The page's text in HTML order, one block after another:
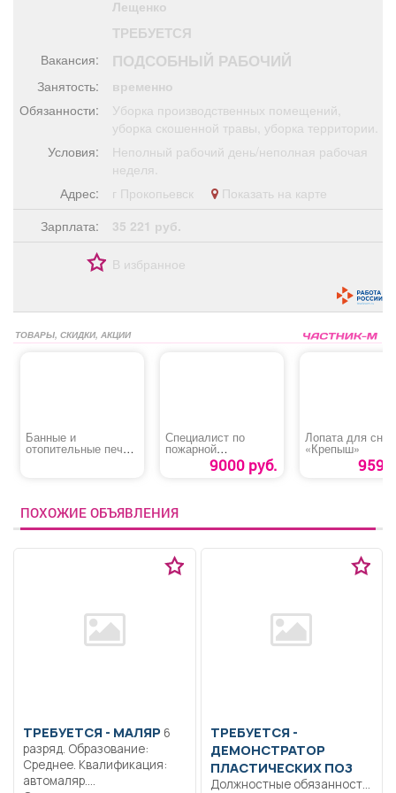
Обучение
Товары Поздравления Погода
Лещенко
ТРЕБУЕТСЯ
Вакансия: ПОДСОБНЫЙ РАБОЧИЙ
Занятость:
временно
Обязанности:
Уборка производственных помещений,
уборка скошенной травы, уборка территории.
Условия:
Неполный рабочий день/неполная рабочая
неделя.
Адрес:
г Прокопьевск
Показать на карте
Зарплата:
35 221 руб.
В избранное
ТОВАРЫ, СКИДКИ, АКЦИИ
Банные и
отопительные печи,
Специалист по
пожарной
профилактике9000 руб.
Лопата для
«Крепыш»
959
ПОХОЖИЕ ОБЪЯВЛЕНИЯ
ТРЕБУЕТСЯ - МАЛЯР
разряд. Образование:
Среднее. Квалификация:
автомаляр.
ТРЕБУЕТСЯ -
ДЕМОНСТРАТОР
ПЛАСТИЧЕСКИХ ПОЗ
Должностные обязанности